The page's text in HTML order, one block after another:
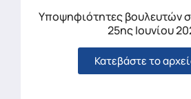
Υποψηφιότητες βουλευτών
25ης Ιουνίου
Κατεβάστε το